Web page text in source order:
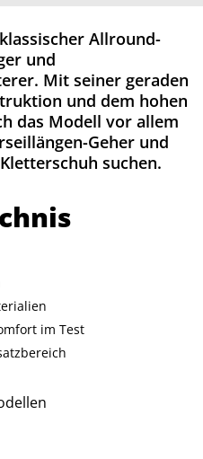
Allround-
und
Mit seiner geraden
und dem hohen
das Modell vor allem
Geher und
suchen.
im Test